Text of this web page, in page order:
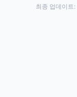
최종 업데이트: